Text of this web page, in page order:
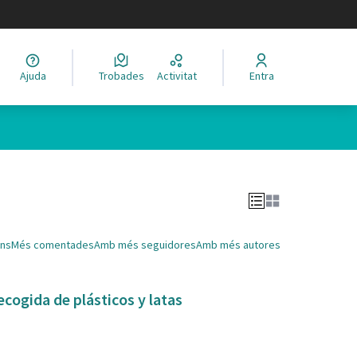
Elegir el idioma
Ajuda Trobades Activitat Entra
Més comentadesAmb més seguidoresAmb més autores
de plásticos y latas